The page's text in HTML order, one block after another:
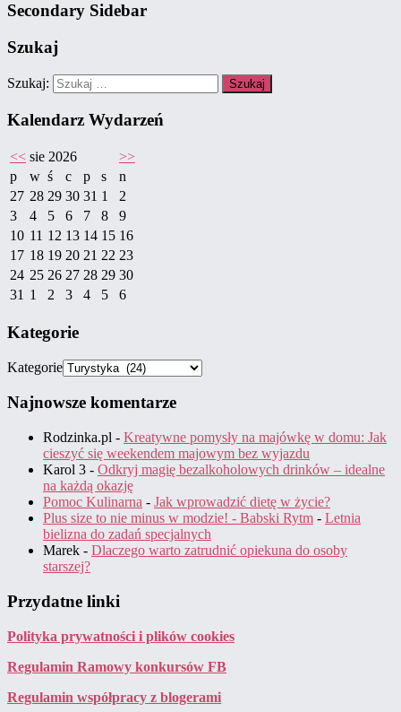
Secondary Sidebar
Szukaj
Szukaj:
Kalendarz Wydarzeń
<< sie 2026
>>
p
w ś c p s
n
27 28 29 30 31 1
2
3
4 5 6 7 8
9
10 11 12 13 14 15 16
17 18 19 20 21 22 23
24 25 26 27 28 29 30
31 1 2 3 4 5 6
Kategorie
Kategorie
Najnowsze komentarze
Rodzinka.pl - Kreatywne pomysły na majówkę w domu: Jak
cieszyć się weekendem majowym bez wyjazdu
Karol 3 - Odkryj magię bezalkoholowych drinków – idealne
na każdą okazję
Pomoc Kulinarna - Jak wprowadzić dietę w życie?
Plus size to nie minus w modzie! - Babski Rytm - Letnia
bielizna do zadań specjalnych
Marek - Dlaczego warto zatrudnić opiekuna do osoby
starszej?
Przydatne linki
Polityka prywatności i plików cookies
Regulamin Ramowy konkursów FB
Regulamin współpracy z blogerami